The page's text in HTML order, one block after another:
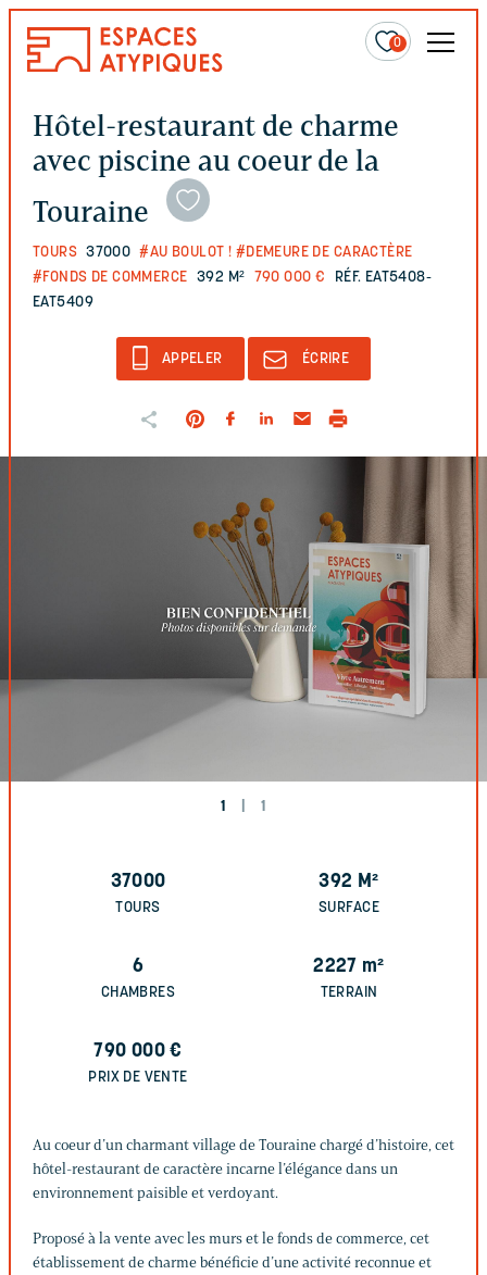
0
Hôtel-restaurant de charme
avec piscine au coeur de la
Touraine
TOURS 37000 #AU BOULOT ! #DEMEURE DE CARACTÈRE
#FONDS DE COMMERCE 392 M² 790 000 €
RÉF. EAT5408-
EAT5409
APPELER ÉCRIRE
1 1
37000
TOURS
392 M²
SURFACE
6
CHAMBRES
2227 m²
TERRAIN
790 000€
PRIX DE VENTE
Au coeur d’un charmant village de Touraine chargé d’histoire, cet
hôtel-restaurant de caractère incarne l’élégance dans un
environnement paisible et verdoyant.
Proposé à la vente avec les murs et le fonds de commerce, cet
établissement de charme bénéficie d’une activité reconnue et